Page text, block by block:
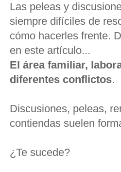
Las peleas y
siempre difíciles de
cómo hacerles frente.
en este artículo...
El área familiar,
diferentes conflictos.
Discusiones, peleas,
contiendas suelen
¿Te sucede?